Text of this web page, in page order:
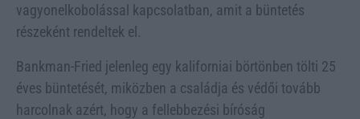
vagyonelkobolással kapcsolatban, amit a büntetés
részeként rendeltek el.
Bankman-Fried jelenleg egy kaliforniai börtönben tölti 25
éves büntetését, miközben a családja és védői tovább
harcolnak azért, hogy a fellebbezési bíróság